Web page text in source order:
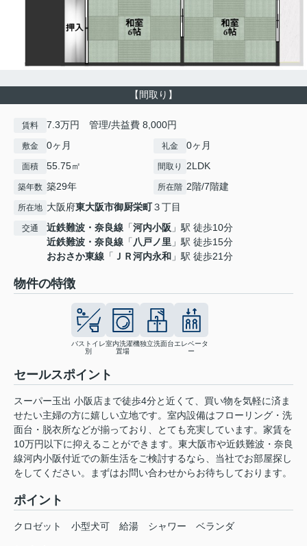
【間取り】
賃料 7.3万円 管理/共益費 8,000円
敷金 0ヶ月 礼金 0ヶ月
面積 55.75㎡ 間取り 2LDK
築年数 築29年 所在階 2階/7階建
所在地 大阪府東大阪市御厨栄町３丁目
交通 近鉄難波・奈良線 「河内小阪 」駅 徒歩10分
近鉄難波・奈良線 「八戸ノ里 」駅 徒歩15分
おおさか東線 「 ＪＲ河内永和 」駅 徒歩21分
物件の特徴
バストイレ
別
室内洗濯機
置場
独立洗面台エレベータ
ー
セールスポイント
スーパー玉出 小阪店まで徒歩4分と近くて、買い物を気軽に済ま
せたい主婦の方に嬉しい立地です。室内設備はフローリング・洗
面台・脱衣所などが揃っており、とても充実しています。家賃を
10万円以下に抑えることができます。東大阪市や近鉄難波・奈良
線河内小阪付近での新生活をご検討するなら、当社でお部屋探し
をしてください。まずはお問い合わせからお待ちしております。
ポイント
クロゼット 小型犬可 給湯 シャワー ベランダ